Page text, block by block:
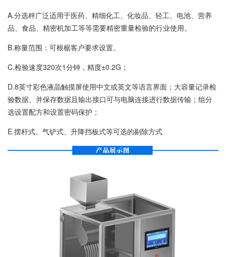
A.分选秤广泛适用于医药、精细化工、化妆品、轻工、电池、营养
品、食品、精密机加工等等需要精密重量检验的行业使用。
B.称量范围：可根椐客户要求设置。
C.检验速度320次1分钟，精度±0.2G；
D.8英寸彩色液晶触摸屏使用中文或英文等语言界面；大容量记录检
验数据、并保存数据且输出接口可与电脑连接进行数据传输；组分
选设置配方和设置密码保护；
E.摆杆式、气铲式、升降挡板式等可选的剔除方式